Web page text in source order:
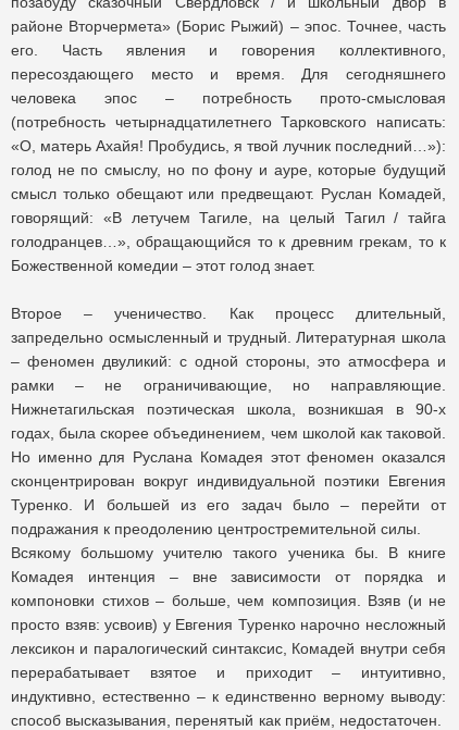
районе Вторчермета» (Борис Рыжий) – эпос. Точнее, часть
его. Часть явления и говорения коллективного,
пересоздающего место и время. Для сегодняшнего
человека эпос – потребность прото-смысловая
(потребность четырнадцатилетнего Тарковского написать:
«О, матерь Ахайя! Пробудись, я твой лучник последний…»):
голод не по смыслу, но по фону и ауре, которые будущий
смысл только обещают или предвещают. Руслан Комадей,
говорящий: «В летучем Тагиле, на целый Тагил / тайга
голодранцев…», обращающийся то к древним грекам, то к
Божественной комедии – этот голод знает.
Второе – ученичество. Как процесс длительный,
запредельно осмысленный и трудный. Литературная школа
– феномен двуликий: с одной стороны, это атмосфера и
рамки – не ограничивающие, но направляющие.
Нижнетагильская поэтическая школа, возникшая в 90-х
годах, была скорее объединением, чем школой как таковой.
Но именно для Руслана Комадея этот феномен оказался
сконцентрирован вокруг индивидуальной поэтики Евгения
Туренко. И большей из его задач было – перейти от
подражания к преодолению центростремительной силы.
Всякому большому учителю такого ученика бы. В книге
Комадея интенция – вне зависимости от порядка и
компоновки стихов – больше, чем композиция. Взяв (и не
просто взяв: усвоив) у Евгения Туренко нарочно несложный
лексикон и паралогический синтаксис, Комадей внутри себя
перерабатывает взятое и приходит – интуитивно,
индуктивно, естественно – к единственно верному выводу:
способ высказывания, перенятый как приём, недостаточен.